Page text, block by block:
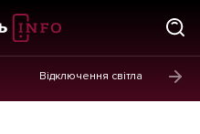
Відключення світла